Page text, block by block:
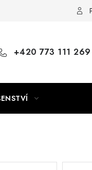
+420 773 111 269